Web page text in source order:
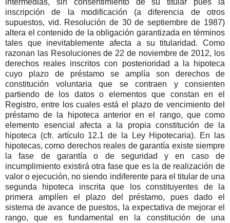
intermedias, sin consentimiento de su titular pues la
inscripción de la modificación (a diferencia de otros
supuestos, vid. Resolución de 30 de septiembre de 1987)
altera el contenido de la obligación garantizada en términos
tales que inevitablemente afecta a su titularidad. Como
razonan las Resoluciones de 22 de noviembre de 2012, los
derechos reales inscritos con posterioridad a la hipoteca
cuyo plazo de préstamo se amplía son derechos de
constitución voluntaria que se contraen y consienten
partiendo de los datos o elementos que constan en el
Registro, entre los cuales está el plazo de vencimiento del
préstamo de la hipoteca anterior en el rango, que como
elemento esencial afecta a la propia constitución de la
hipoteca (cfr. artículo 12.1 de la Ley Hipotecaria). En las
hipotecas, como derechos reales de garantía existe siempre
la fase de garantía o de seguridad y en caso de
incumplimiento existirá otra fase que es la de realización de
valor o ejecución, no siendo indiferente para el titular de una
segunda hipoteca inscrita que los constituyentes de la
primera amplíen el plazo del préstamo, pues dado el
sistema de avance de puestos, la expectativa de mejorar el
rango, que es fundamental en la constitución de una